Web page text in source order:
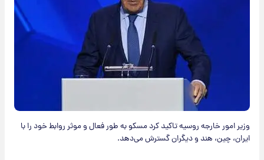
وزیر امور خارجه روسیه تاکید کرد مسکو به طور فعال و موثر روابط خود را با
ایران، چین، هند و دیگران گسترش می‌دهد.